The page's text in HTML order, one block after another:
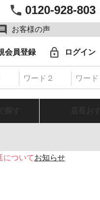
0120-928-803
お客様の声
会員登録 ログイン
についてお知らせ